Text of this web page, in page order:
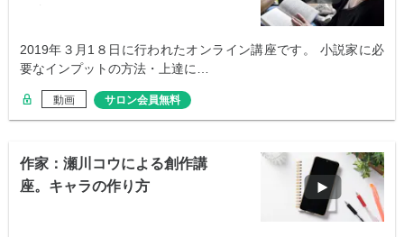
2019年３月1８日に行われたオンライン講座です。 小説家に必
要なインプットの方法・上達に…
動画 サロン会員無料
作家：瀬川コウによる創作講
座。キャラの作り方